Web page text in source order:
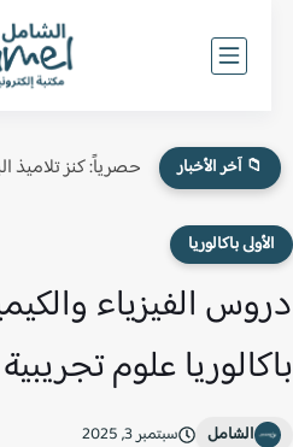
📁 آخر الأخبار
باكالوريا
الفيزياء
علوم تجريبية
الشامل سبتمبر 3, 2025